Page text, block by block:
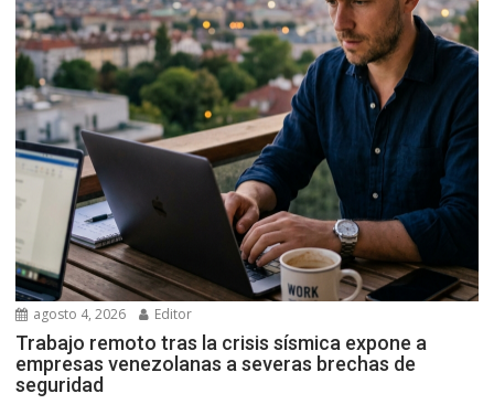
agosto 4, 2026 Editor
Trabajo remoto tras la crisis sísmica expone a
empresas venezolanas a severas brechas de
seguridad